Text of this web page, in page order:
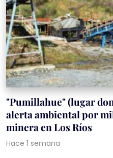
"Pumillahue" (lugar
alerta ambiental por
minera en Los Ríos
Hace 1 semana